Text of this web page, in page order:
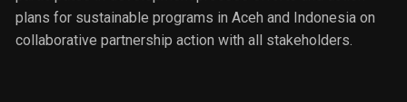
plans for sustainable programs in Aceh and Indonesia on
collaborative partnership action with all stakeholders.